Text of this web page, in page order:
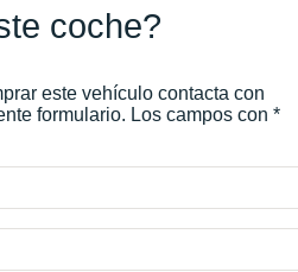
coche?
este vehículo contacta con
formulario. Los campos con *